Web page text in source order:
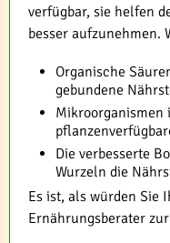
verfügbar, sie helfen
besser aufzunehmen.
Organische
gebundene
Mikroorganismen
Die verbesserte
Wurzeln die
Es ist, als würden Sie
Ernährungsberater